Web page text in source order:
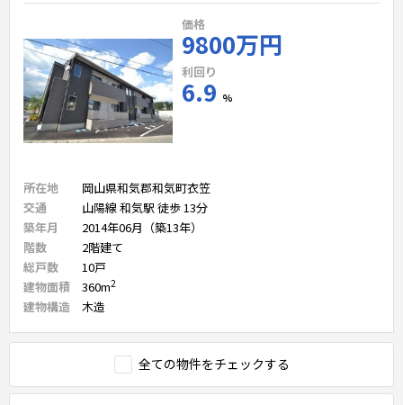
価格
9800万円
利回り
6.9 %
所在地
岡山県和気郡和気町衣笠
交通
山陽線 和気駅 徒歩 13分
築年月
2014年06月（築13年）
階数
2階建て
総戸数
10戸
建物面積
360m2
建物構造 木造
全ての物件をチェックする